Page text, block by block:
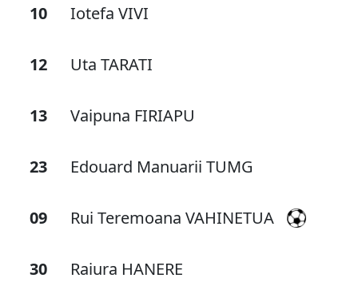
10 Iotefa VIVI
12 Uta TARATI
13 Vaipuna FIRIAPU
23 Edouard Manuarii TUMG
09 Rui Teremoana VAHINETUA
30 Raiura HANERE